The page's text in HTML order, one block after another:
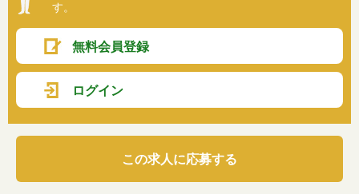
す。
無料会員登録
ログイン
この求人に応募する